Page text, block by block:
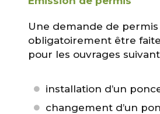
Une demande de
obligatoirement être faite
pour les ouvrages
installation d’un
changement d’un